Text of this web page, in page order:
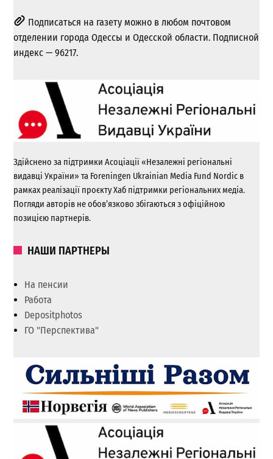
Подписаться на газету можно в любом почтовом
отделении города Одессы и Одесской области. Подписной
индекс — 96217.
Здійснено за підтримки Асоціації «Незалежні регіональні
видавці України» та Foreningen Ukrainian Media Fund Nordic в
рамках реалізації проєкту Хаб підтримки регіональних медіа.
Погляди авторів не обов’язково збігаються з офіційною
позицією партнерів.
НАШИ ПАРТНЕРЫ
На пенсии
Работа
Depositphotos
ГО "Перспектива"